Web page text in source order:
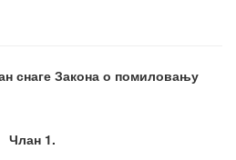
снаге Закона о помиловању
Члан 1.